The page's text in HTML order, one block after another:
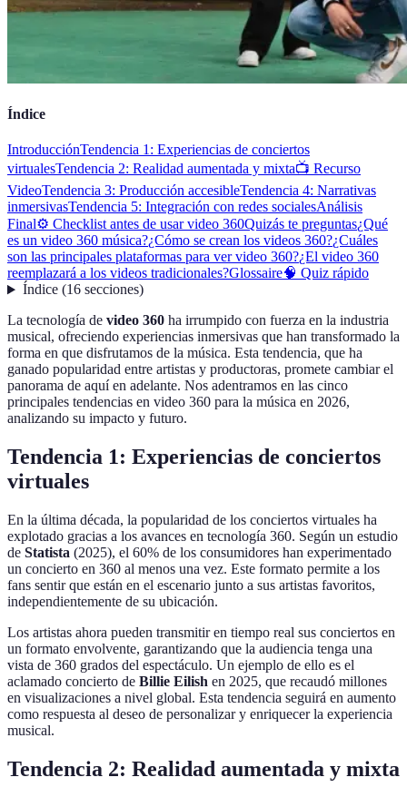
Índice
IntroducciónTendencia 1: Experiencias de conciertos
virtualesTendencia 2: Realidad aumentada y mixta📺 Recurso
VideoTendencia 3: Producción accesibleTendencia 4: Narrativas
inmersivasTendencia 5: Integración con redes socialesAnálisis
Final⚙️ Checklist antes de usar video 360Quizás te preguntas¿Qué
es un video 360 música?¿Cómo se crean los videos 360?¿Cuáles
son las principales plataformas para ver video 360?¿El video 360
reemplazará a los videos tradicionales?Glossaire🧠 Quiz rápido
Índice(16 secciones)
La tecnología de video 360 ha irrumpido con fuerza en la industria
musical, ofreciendo experiencias inmersivas que han transformado la
forma en que disfrutamos de la música. Esta tendencia, que ha
ganado popularidad entre artistas y productoras, promete cambiar el
panorama de aquí en adelante. Nos adentramos en las cinco
principales tendencias en video 360 para la música en 2026,
analizando su impacto y futuro.
Tendencia 1: Experiencias de conciertos
virtuales
En la última década, la popularidad de los conciertos virtuales ha
explotado gracias a los avances en tecnología 360. Según un estudio
de Statista (2025), el 60% de los consumidores han experimentado
un concierto en 360 al menos una vez. Este formato permite a los
fans sentir que están en el escenario junto a sus artistas favoritos,
independientemente de su ubicación.
Los artistas ahora pueden transmitir en tiempo real sus conciertos en
un formato envolvente, garantizando que la audiencia tenga una
vista de 360 grados del espectáculo. Un ejemplo de ello es el
aclamado concierto de Billie Eilish en 2025, que recaudó millones
en visualizaciones a nivel global. Esta tendencia seguirá en aumento
como respuesta al deseo de personalizar y enriquecer la experiencia
musical.
Tendencia 2: Realidad aumentada y mixta